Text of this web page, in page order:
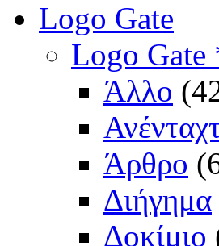
Logo Gate
Logo Gate
Άλλο
Άρθρο
Διήγημα
Δοκίμιο